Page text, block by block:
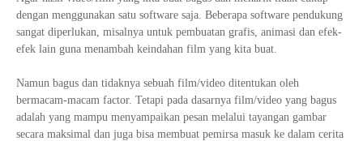
dengan menggunakan satu software saja. Beberapa software pendukung
sangat diperlukan, misalnya untuk pembuatan grafis, animasi dan efek-
efek lain guna menambah keindahan film yang kita buat.
Namun bagus dan tidaknya sebuah film/video ditentukan oleh
bermacam-macam factor. Tetapi pada dasarnya film/video yang bagus
adalah yang mampu menyampaikan pesan melalui tayangan gambar
secara maksimal dan juga bisa membuat pemirsa masuk ke dalam cerita